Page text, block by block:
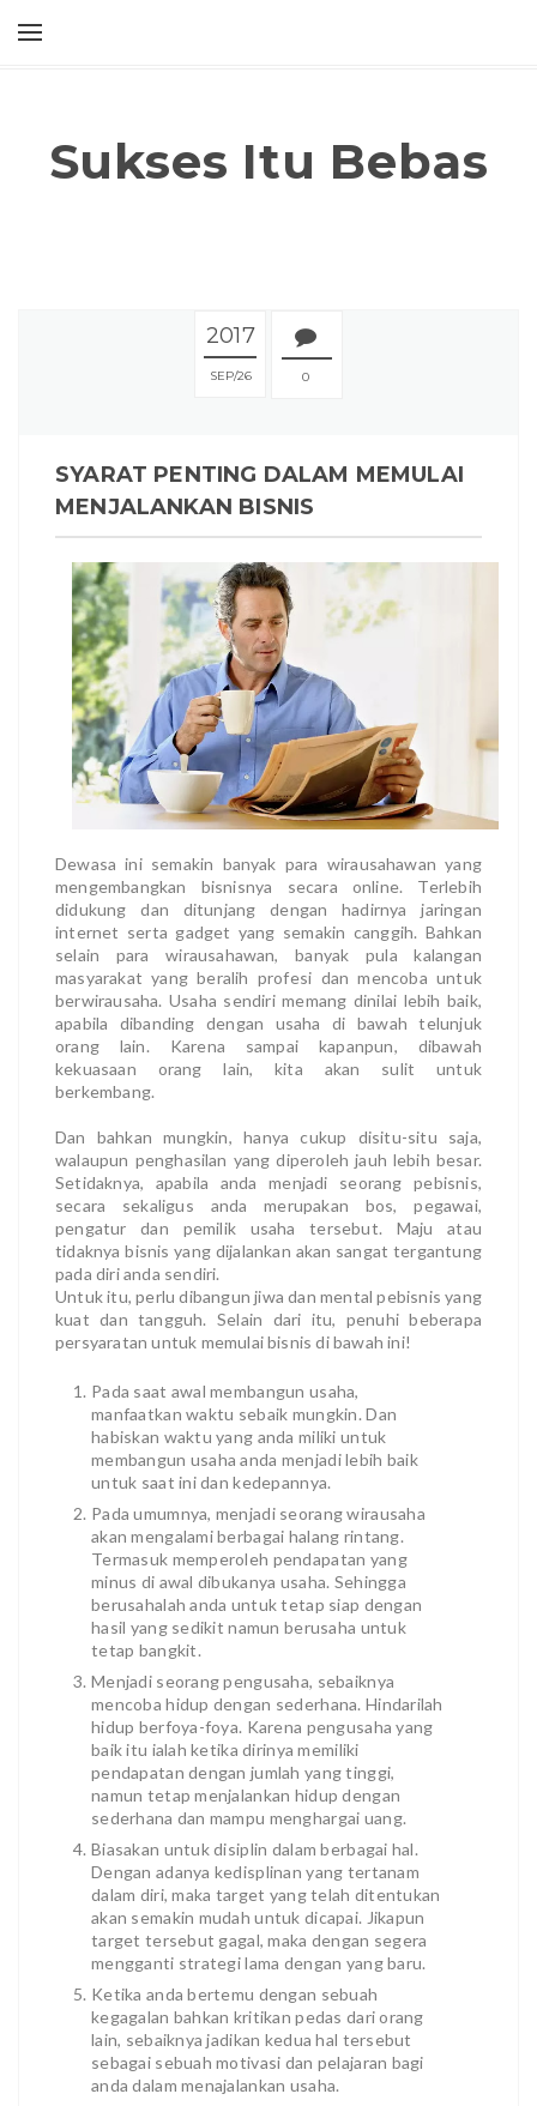
Sukses Itu Bebas
2017
SEP 26 0
SYARAT PENTING DALAM MEMULAI
MENJALANKAN BISNIS
Dewasa ini semakin banyak para wirausahawan yang
mengembangkan bisnisnya secara online. Terlebih
didukung dan ditunjang dengan hadirnya jaringan
internet serta gadget yang semakin canggih. Bahkan
selain para wirausahawan, banyak pula kalangan
masyarakat yang beralih profesi dan mencoba untuk
berwirausaha. Usaha sendiri memang dinilai lebih baik,
apabila dibanding dengan usaha di bawah telunjuk
orang lain. Karena sampai kapanpun, dibawah
kekuasaan orang lain, kita akan sulit untuk
berkembang.
Dan bahkan mungkin, hanya cukup disitu-situ saja,
walaupun penghasilan yang diperoleh jauh lebih besar.
Setidaknya, apabila anda menjadi seorang pebisnis,
secara sekaligus anda merupakan bos, pegawai,
pengatur dan pemilik usaha tersebut. Maju atau
tidaknya bisnis yang dijalankan akan sangat tergantung
pada diri anda sendiri.
Untuk itu, perlu dibangun jiwa dan mental pebisnis yang
kuat dan tangguh. Selain dari itu, penuhi beberapa
persyaratan untuk memulai bisnis di bawah ini!
Pada saat awal membangun usaha,
manfaatkan waktu sebaik mungkin. Dan
habiskan waktu yang anda miliki untuk
membangun usaha anda menjadi lebih baik
untuk saat ini dan kedepannya.
Pada umumnya, menjadi seorang wirausaha
akan mengalami berbagai halang rintang.
Termasuk memperoleh pendapatan yang
minus di awal dibukanya usaha. Sehingga
berusahalah anda untuk tetap siap dengan
hasil yang sedikit namun berusaha untuk
tetap bangkit.
Menjadi seorang pengusaha, sebaiknya
mencoba hidup dengan sederhana. Hindarilah
hidup berfoya-foya. Karena pengusaha yang
baik itu ialah ketika dirinya memiliki
pendapatan dengan jumlah yang tinggi,
namun tetap menjalankan hidup dengan
sederhana dan mampu menghargai uang.
Biasakan untuk disiplin dalam berbagai hal.
Dengan adanya kedisplinan yang tertanam
dalam diri, maka target yang telah ditentukan
akan semakin mudah untuk dicapai. Jikapun
target tersebut gagal, maka dengan segera
mengganti strategi lama dengan yang baru.
Ketika anda bertemu dengan sebuah
kegagalan bahkan kritikan pedas dari orang
lain, sebaiknya jadikan kedua hal tersebut
sebagai sebuah motivasi dan pelajaran bagi
anda dalam menajalankan usaha.